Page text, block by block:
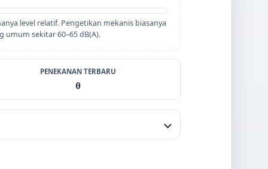
level relatif. Pengetikan mekanis biasanya
umum sekitar 60–65 dB(A).
PENEKANAN TERBARU
0